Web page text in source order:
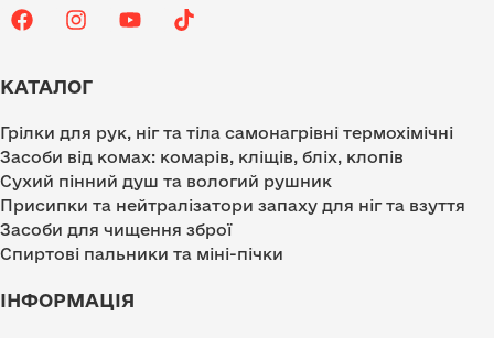
КАТАЛОГ
Грілки для рук, ніг та тіла самонагрівні термохімічні
Засоби від комах: комарів, кліщів, бліх, клопів
Сухий пінний душ та вологий рушник
Присипки та нейтралізатори запаху для ніг та взуття
Засоби для чищення зброї
Спиртові пальники та міні-пічки
ІНФОРМАЦІЯ